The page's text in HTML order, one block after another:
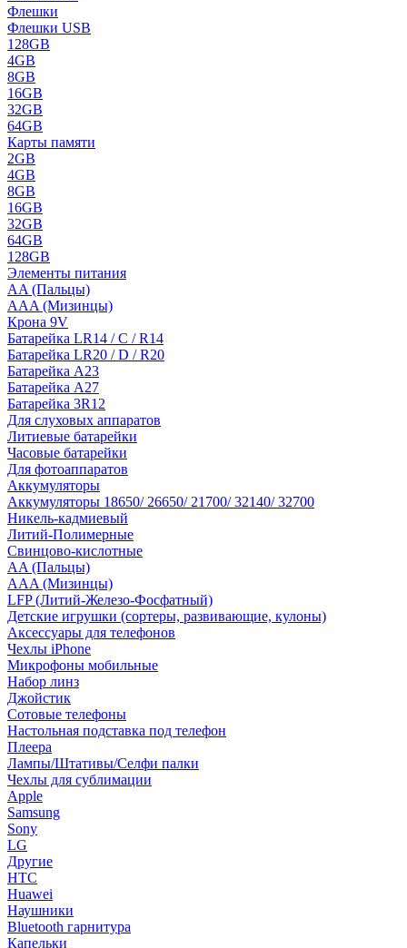
Флешки
Флешки USB
128GB
4GB
8GB
16GB
32GB
64GB
Карты памяти
2GB
4GB
8GB
16GB
32GB
64GB
128GB
Элементы питания
AA (Пальцы)
AAA (Мизинцы)
Крона 9V
Батарейка LR14 / C / R14
Батарейка LR20 / D / R20
Батарейка A23
Батарейка A27
Батарейка 3R12
Для слуховых аппаратов
Литиевые батарейки
Часовые батарейки
Для фотоаппаратов
Аккумуляторы
Аккумуляторы 18650/ 26650/ 21700/ 32140/ 32700
Никель-кадмиевый
Литий-Полимерные
Свинцово-кислотные
AA (Пальцы)
AAA (Мизинцы)
LFP (Литий-Железо-Фосфатный)
Детские игрушки (сортеры, развивающие, кулоны)
Аксессуары для телефонов
Чехлы iPhone
Микрофоны мобильные
Набор линз
Джойстик
Сотовые телефоны
Настольная подставка под телефон
Плеера
Лампы/Штативы/Селфи палки
Чехлы для сублимации
Apple
Samsung
Sony
LG
Другие
HTC
Huawei
Наушники
Bluetooth гарнитура
Капельки